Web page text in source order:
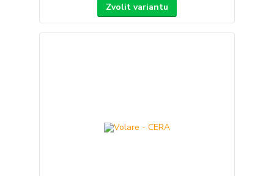
Zvolit variantu